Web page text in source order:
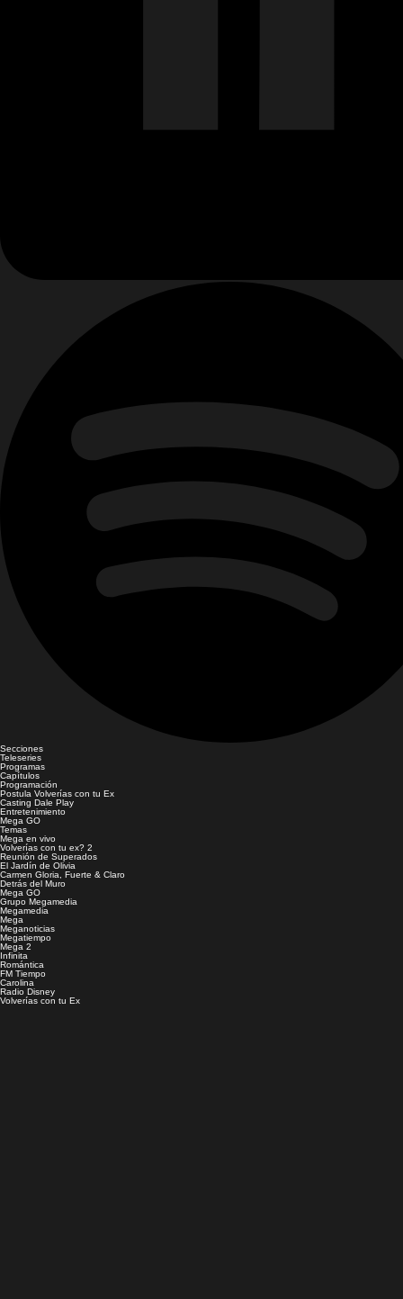
Secciones
Teleseries
Programas
Capítulos
Programación
Postula Volverías con tu Ex
Casting Dale Play
Entretenimiento
Mega GO
Temas
Mega en vivo
Volverías con tu ex? 2
Reunión de Superados
El Jardín de Olivia
Carmen Gloria, Fuerte & Claro
Detrás del Muro
Mega GO
Grupo Megamedia
Megamedia
Mega
Meganoticias
Megatiempo
Mega 2
Infinita
Romántica
FM Tiempo
Carolina
Radio Disney
Volverías con tu Ex